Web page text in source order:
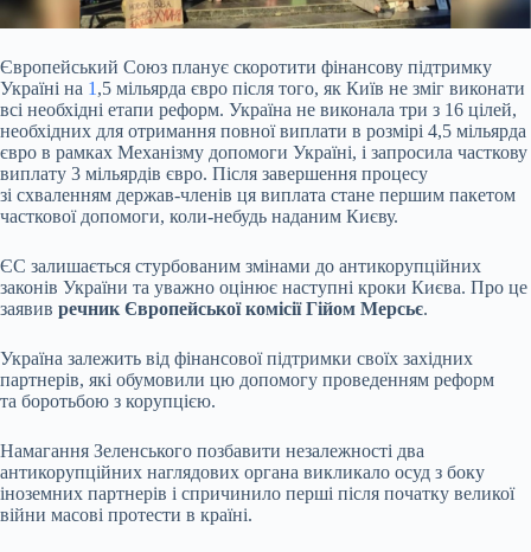
Європейський Союз планує скоротити фінансову підтримку
Україні на 1 ,5 мільярда євро після того, як Київ не зміг виконати
всі необхідні етапи реформ. Україна не виконала три з 16 цілей,
необхідних для отримання повної виплати в розмірі 4,5 мільярда
євро в рамках Механізму допомоги Україні, і запросила часткову
виплату 3 мільярдів євро. Після завершення процесу
зі схваленням держав-членів ця виплата стане першим пакетом
часткової допомоги, коли-небудь наданим Києву.
ЄС залишається стурбованим змінами до антикорупційних
законів України та уважно оцінює наступні кроки Києва. Про це
заявив речник Європейської комісії Гійом Мерсьє.
Україна залежить від фінансової підтримки своїх західних
партнерів, які обумовили цю допомогу проведенням реформ
та боротьбою з корупцією.
Намагання Зеленського позбавити незалежності два
антикорупційних наглядових органа викликало осуд з боку
іноземних партнерів і спричинило перші після початку великої
війни масові протести в країні.